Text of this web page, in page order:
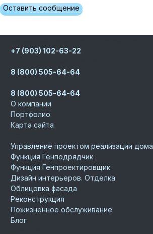
Оставить сообщение
+7 (903) 102-63-22
8 (800) 505-64-64
8 (800) 505-64-64
О компании
Портфолио
Карта сайта
Управление проектом реализации дома
Функция Генподрядчик
Функция Генпроектировщик
Дизайн интерьеров. Отделка
Облицовка фасада
Реконструкция
Пожизненное обслуживание
Блог